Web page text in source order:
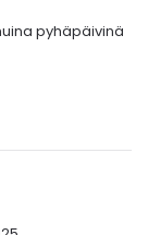
pyhäpäivinä